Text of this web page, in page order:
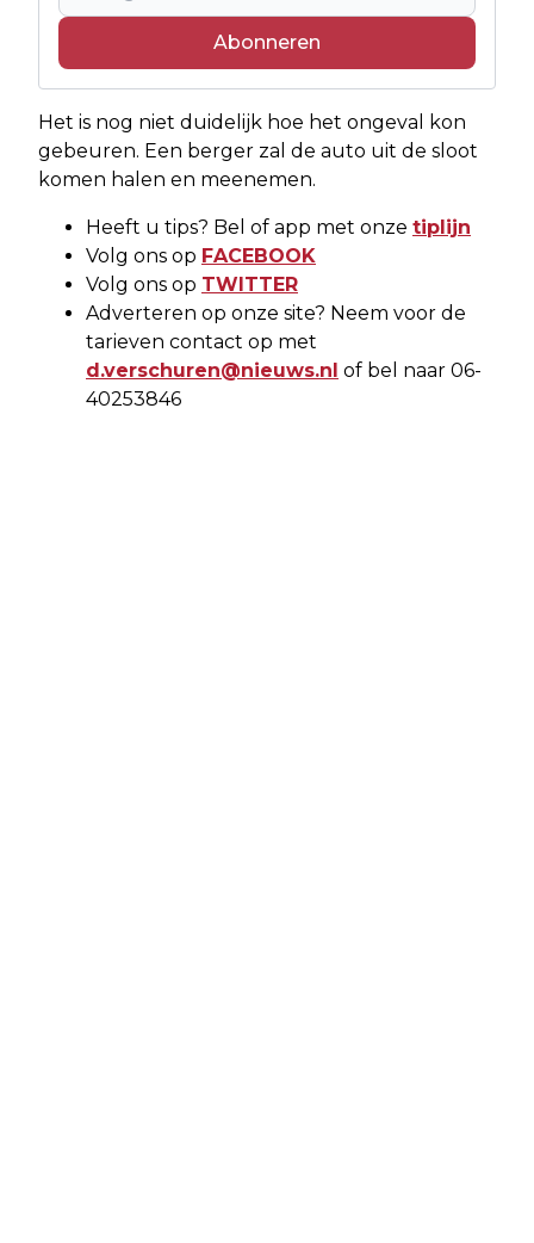
Abonneren
Het is nog niet duidelijk hoe het ongeval kon
gebeuren. Een berger zal de auto uit de sloot
komen halen en meenemen.
Heeft u tips? Bel of app met onze tiplijn
Volg ons op FACEBOOK
Volg ons op TWITTER
Adverteren op onze site? Neem voor de
tarieven contact op met
d.verschuren@nieuws.nl of bel naar 06-
40253846